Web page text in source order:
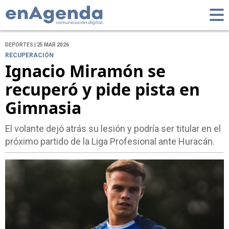
DEPORTES | 25 MAR 2026
RECUPERACIÓN
Ignacio Miramón se
recuperó y pide pista en
Gimnasia
El volante dejó atrás su lesión y podría ser titular en el
próximo partido de la Liga Profesional ante Huracán.